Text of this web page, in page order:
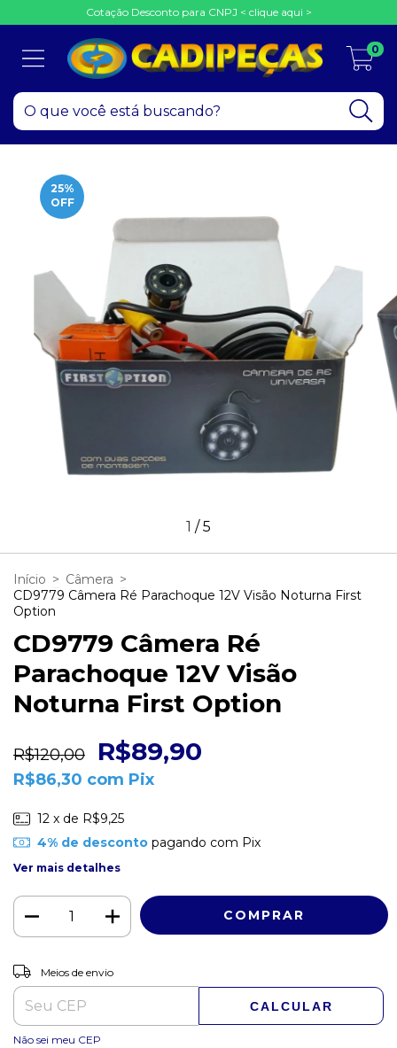
Cotação Desconto para CNPJ < clique aqui >
0
25%
OFF
1 /5
Início > Câmera >
CD9779 Câmera Ré Parachoque 12V Visão Noturna First
Option
CD9779 Câmera Ré
Parachoque 12V Visão
Noturna First Option
R$120,00 R$89,90
R$86,30 com Pix
12 x de R$9,25
4% de descontopagando com Pix
Ver mais detalhes
Entregas para o CEP:
Meios de envio
CALCULAR
Não sei meu CEP